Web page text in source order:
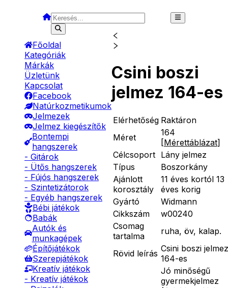
Főoldal
Kategóriák
Márkák
Üzletünk
Kapcsolat
Facebook
Natúrkozmetikumok
Jelmezek
Jelmez kiegészítők
Bontempi
hangszerek
- Gitárok
- Ütős hangszerek
- Fújós hangszerek
- Szintetizátorok
- Egyéb hangszerek
Bébi játékok
Babák
Autók és
munkagépek
Építőjátékok
Szerepjátékok
Kreatív játékok
- Kreatív játékok
Csini boszi
jelmez 164-es
Elérhetőség Raktáron
Méret
164
[Mérettáblázat]
Célcsoport Lány jelmez
Típus
Boszorkány
Ajánlott
korosztály
11 éves kortól 13
éves korig
Gyártó
Widmann
Cikkszám
w00240
Csomag
tartalma
ruha, öv, kalap.
Rövid leírás Csini boszi jelmez
164-es
Jó minőségű
gyermekjelmez